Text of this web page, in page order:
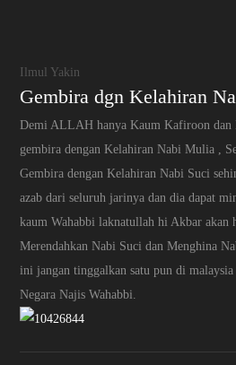
Ilmul Yakin
Gembira dgn Kelahiran
Demi ALLAH hanya Kaum Kafiroon dan
gembira dengan Kelahiran Nabi Mulia ,
Gembira dengan Kelahiran Nabi Suci
azab dari seluruh jarinya dan dia dapat
kaum Wahabbi laknatullah hi Akbar akan
Merendahkan Nabi Suci dan Menghina
ini jangan tinggalkan satu pun di
Negara Najis Wahabbi.